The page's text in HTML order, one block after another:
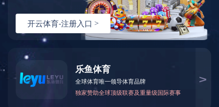
介
范 信
誉
荣
誉
业
绩
信
息
法
规